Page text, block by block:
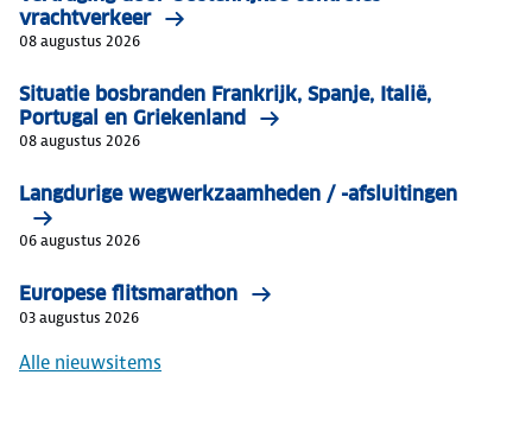
vrachtverkeer
08 augustus 2026
Situatie bosbranden Frankrijk, Spanje, Italië,
Portugal en Griekenland
08 augustus 2026
Langdurige wegwerkzaamheden / -afsluitingen
06 augustus 2026
Europese flitsmarathon
03 augustus 2026
Alle nieuwsitems